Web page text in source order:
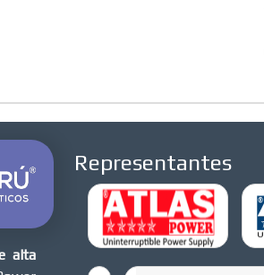
alta
Representantes